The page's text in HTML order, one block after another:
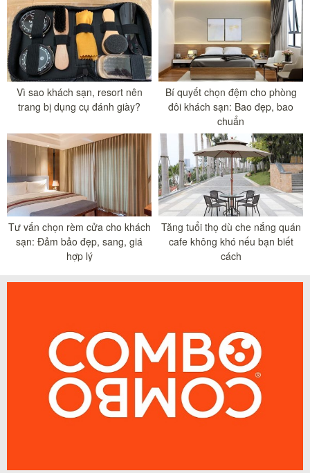
Vì sao khách sạn, resort nên
trang bị dụng cụ đánh giày?
Bí quyết chọn đệm cho phòng
đôi khách sạn: Bao đẹp, bao
chuẩn
Tư vấn chọn rèm cửa cho khách
sạn: Đảm bảo đẹp, sang, giá
hợp lý
Tăng tuổi thọ dù che nắng quán
cafe không khó nếu bạn biết
cách